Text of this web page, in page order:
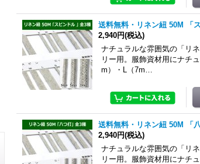
送料無料・リネン紐 50M 「
2,940円(税込)
ナチュラルな雰囲気の「リ
リー用。服飾資材用にナチ
m）・L（7m…
送料無料・リネン紐 50M 「
2,940円(税込)
ナチュラルな雰囲気の「リ
リー用。服飾資材用にナチ